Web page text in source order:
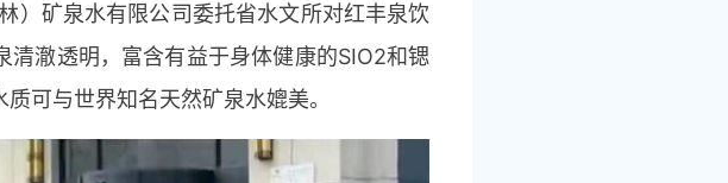
）矿泉水有限公司委托省水文所对红丰泉饮
清澈透明，富含有益于身体健康的SIO2和锶
可与世界知名天然矿泉水媲美。